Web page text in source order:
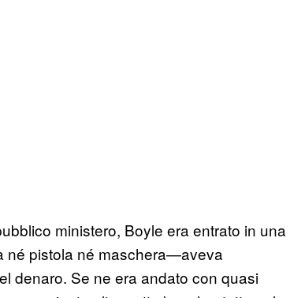
ministero, Boyle era entrato in una
né pistola né maschera—aveva
denaro. Se ne era andato con quasi